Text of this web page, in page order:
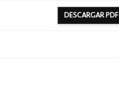
DESCARGAR PDF